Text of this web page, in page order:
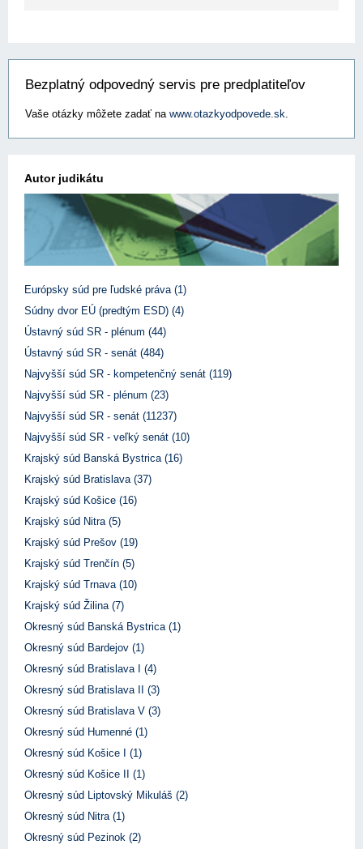
Bezplatný odpovedný servis pre predplatiteľov
Vaše otázky môžete zadať na www.otazkyodpovede.sk.
Autor judikátu
Európsky súd pre ľudské práva (1)
Súdny dvor EÚ (predtým ESD) (4)
Ústavný súd SR - plénum (44)
Ústavný súd SR - senát (484)
Najvyšší súd SR - kompetenčný senát (119)
Najvyšší súd SR - plénum (23)
Najvyšší súd SR - senát (11237)
Najvyšší súd SR - veľký senát (10)
Krajský súd Banská Bystrica (16)
Krajský súd Bratislava (37)
Krajský súd Košice (16)
Krajský súd Nitra (5)
Krajský súd Prešov (19)
Krajský súd Trenčín (5)
Krajský súd Trnava (10)
Krajský súd Žilina (7)
Okresný súd Banská Bystrica (1)
Okresný súd Bardejov (1)
Okresný súd Bratislava I (4)
Okresný súd Bratislava II (3)
Okresný súd Bratislava V (3)
Okresný súd Humenné (1)
Okresný súd Košice I (1)
Okresný súd Košice II (1)
Okresný súd Liptovský Mikuláš (2)
Okresný súd Nitra (1)
Okresný súd Pezinok (2)